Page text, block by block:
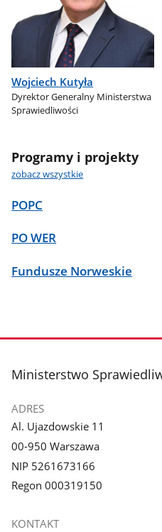
Wojciech Kutyła
Dyrektor Generalny Ministerstwa
Sprawiedliwości
Programy i projekty
zobacz wszystkie
POPC
PO WER
Fundusze Norweskie
stopka
Ministerstwo
ADRES
Al. Ujazdowskie 11
00-950 Warszawa
NIP 5261673166
Regon 000319150
KONTAKT